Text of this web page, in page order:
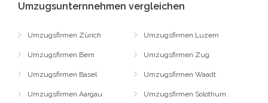
Umzugsunternnehmen vergleichen
Umzugsfirmen Zürich
Umzugsfirmen Bern
Umzugsfirmen Basel
Umzugsfirmen Aargau
Umzugsfirmen Luzern
Umzugsfirmen Zug
Umzugsfirmen Waadt
Umzugsfirmen Solothurn